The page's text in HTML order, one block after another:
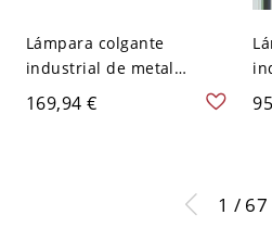
Lámpara colgante
industrial de metal
envejecido con difusor de
malla y detalle de soporte
169,94 €
1 / 67